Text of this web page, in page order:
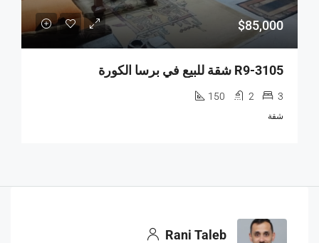
$85,000
R9-3105 شقة للبيع في برسا الكورة
3
2
150
شقة
Rani Taleb